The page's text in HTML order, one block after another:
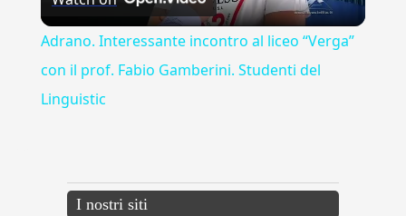
Video
Adrano. Interessante incontro al liceo “Verga”
con il prof. Fabio Gamberini. Studenti del
Linguistic
I nostri siti